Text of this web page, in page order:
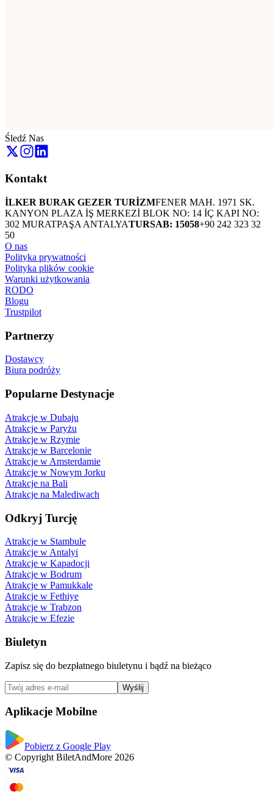
Śledź Nas
Kontakt
İLKER BURAK GEZER TURİZMFENER MAH. 1971 SK.
KANYON PLAZA İŞ MERKEZİ BLOK NO: 14 İÇ KAPI NO:
302 MURATPAŞA ANTALYATURSAB: 15058+90 242 323 32
50
O nas
Polityka prywatności
Polityka plików cookie
Warunki użytkowania
RODO
Blogu
Trustpilot
Partnerzy
Dostawcy
Biura podróży
Popularne Destynacje
Atrakcje w Dubaju
Atrakcje w Paryżu
Atrakcje w Rzymie
Atrakcje w Barcelonie
Atrakcje w Amsterdamie
Atrakcje w Nowym Jorku
Atrakcje na Bali
Atrakcje na Malediwach
Odkryj Turcję
Atrakcje w Stambule
Atrakcje w Antalyi
Atrakcje w Kapadocji
Atrakcje w Bodrum
Atrakcje w Pamukkale
Atrakcje w Fethiye
Atrakcje w Trabzon
Atrakcje w Efezie
Biuletyn
Zapisz się do bezpłatnego biuletynu i bądź na bieżąco
Wyślij
Aplikacje Mobilne
Pobierz z Google Play
© Copyright BiletAndMore 2026